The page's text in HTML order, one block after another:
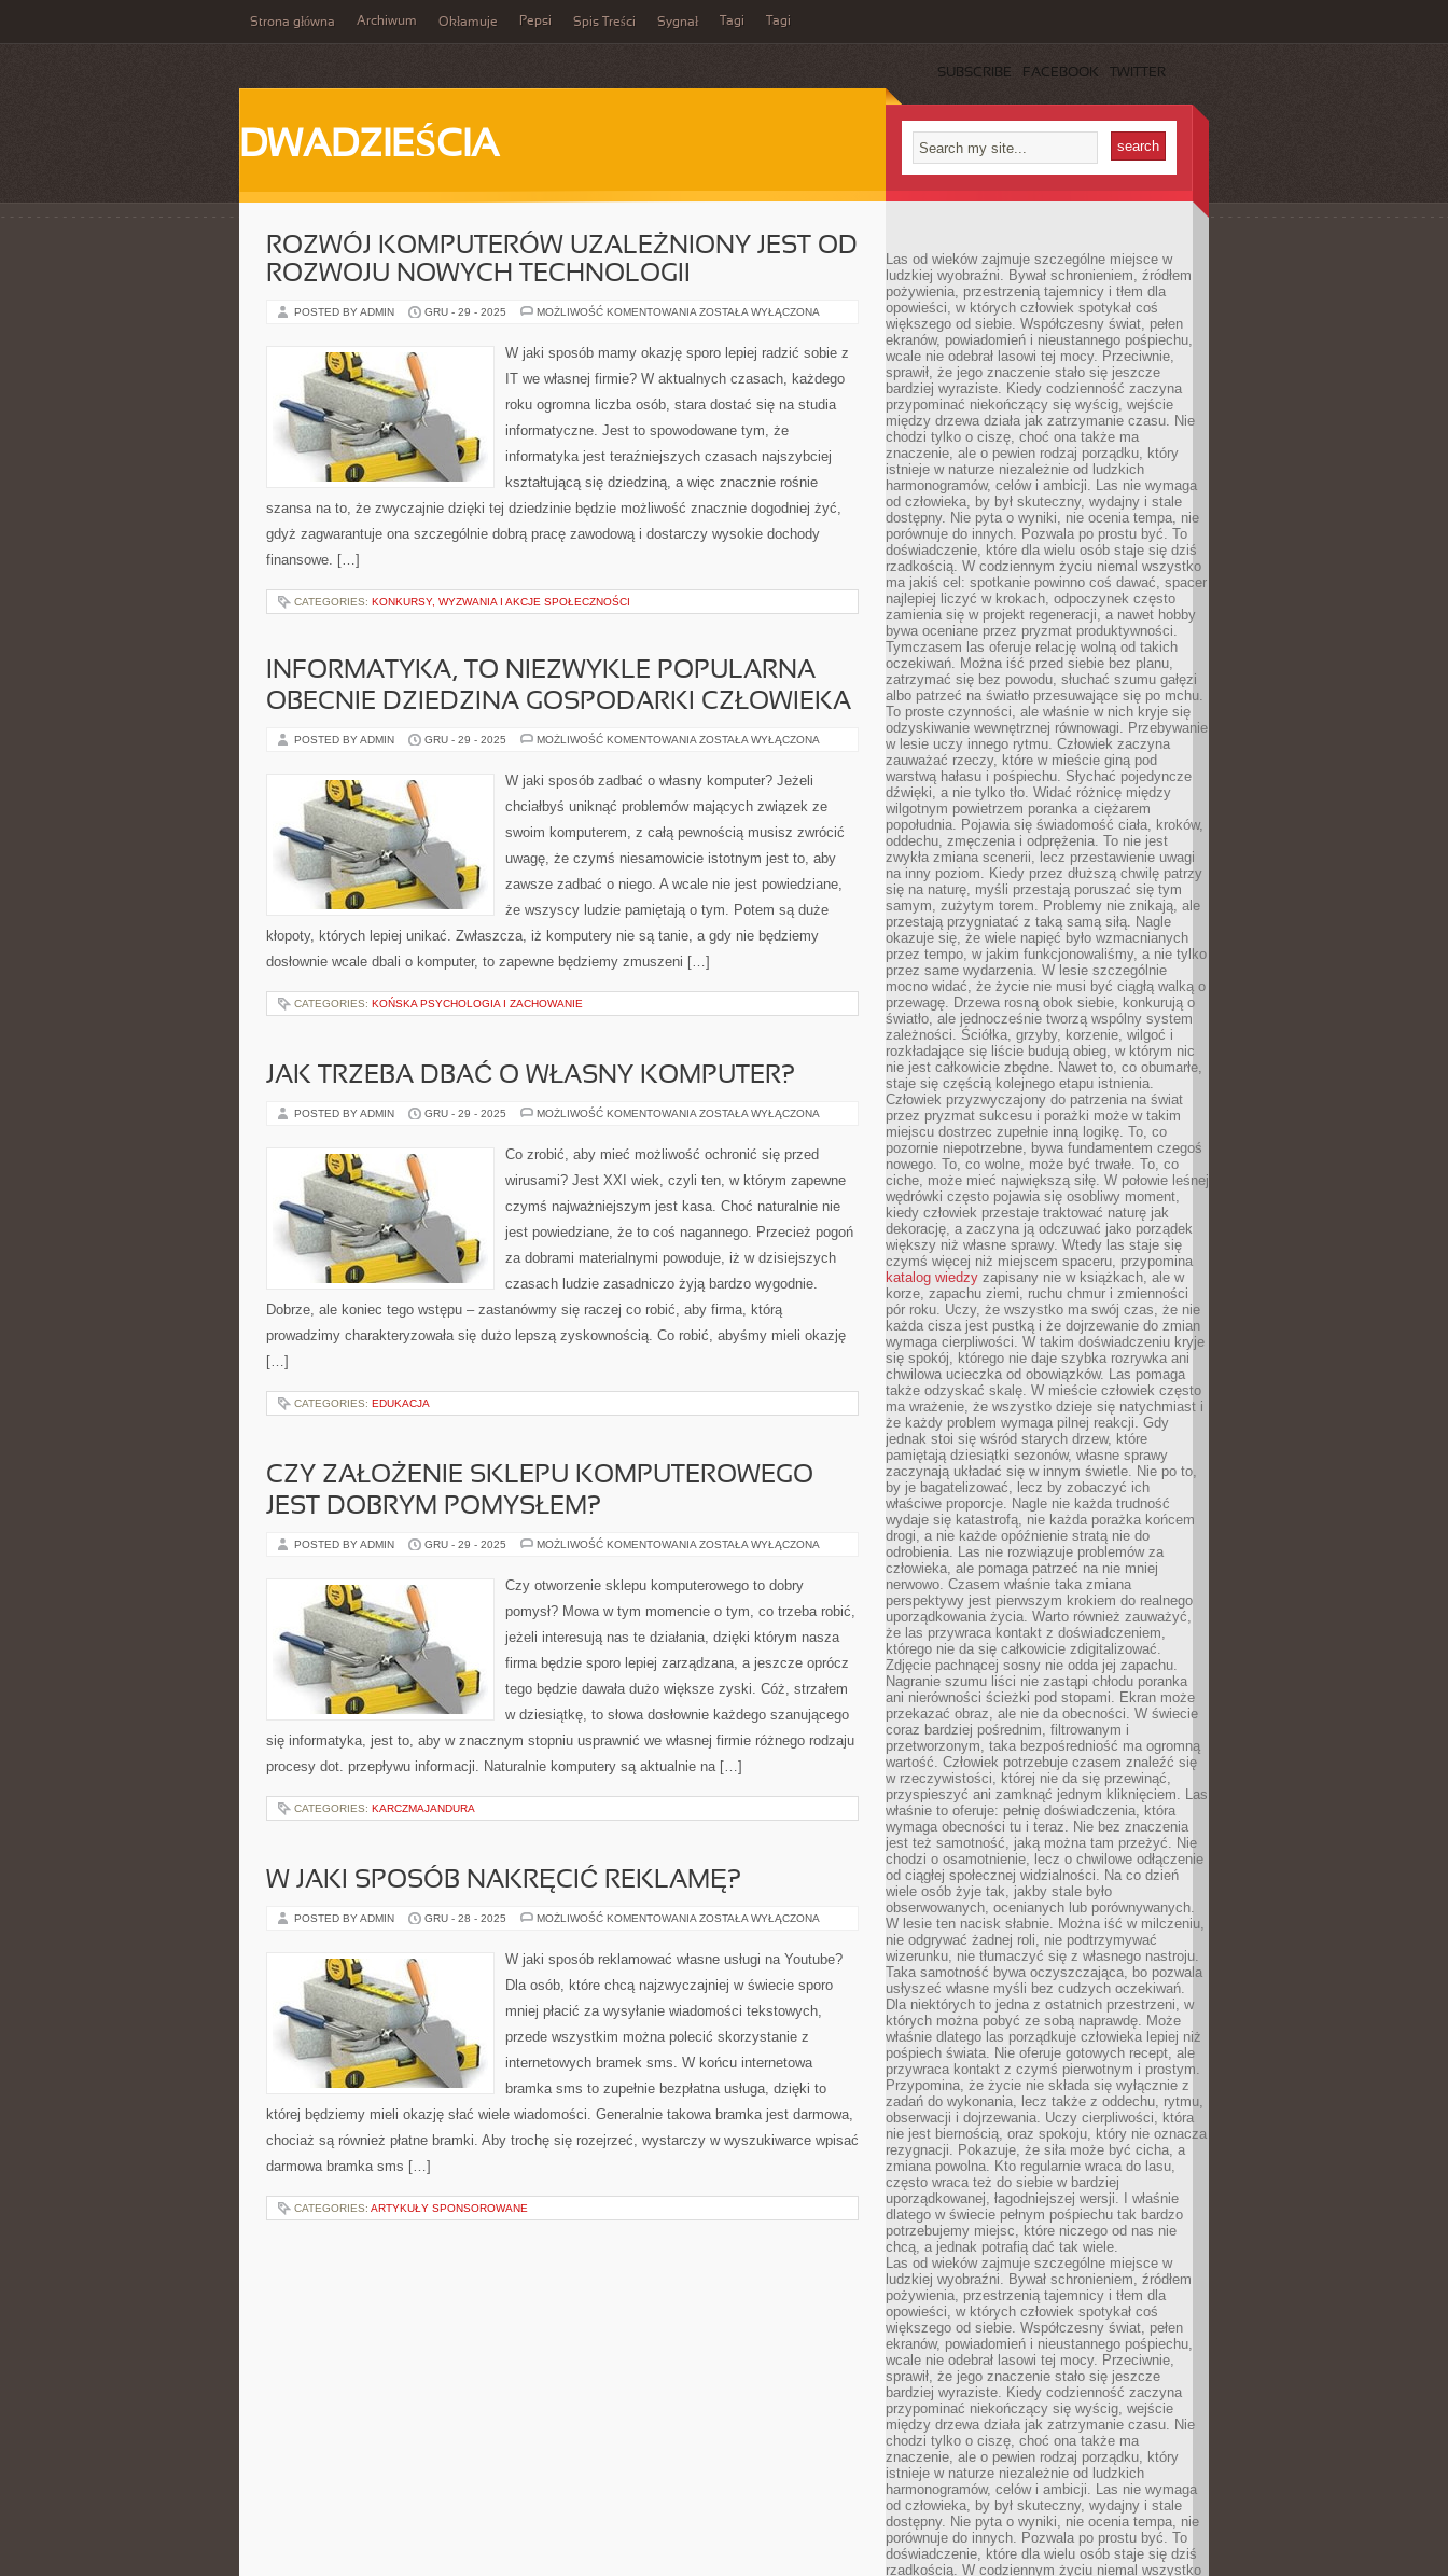
Strona główna Archiwum Okłamuje Pepsi Spis Treści Sygnał Tagi Tagi
SUBSCRIBE FACEBOOK TWITTER
DWADZIEŚCIA
ROZWÓJ KOMPUTERÓW UZALEŻNIONY JEST OD
ROZWOJU NOWYCH TECHNOLOGII
POSTED BY ADMIN GRU - 29 - 2025 MOŻLIWOŚĆ KOMENTOWANIA ROZWÓJ
OD
NOWYCH
ZOSTAŁA WYŁĄCZONA
W jaki sposób mamy okazję sporo lepiej radzić sobie z
IT we własnej firmie? W aktualnych czasach, każdego
roku ogromna liczba osób, stara dostać się na studia
informatyczne. Jest to spowodowane tym, że
informatyka jest teraźniejszych czasach najszybciej
kształtującą się dziedziną, a więc znacznie rośnie
szansa na to, że zwyczajnie dzięki tej dziedzinie będzie możliwość znacznie dogodniej żyć,
gdyż zagwarantuje ona szczególnie dobrą pracę zawodową i dostarczy wysokie dochody
finansowe. […]
CATEGORIES: KONKURSY, WYZWANIA I AKCJE SPOŁECZNOŚCI
INFORMATYKA, TO NIEZWYKLE POPULARNA
OBECNIE DZIEDZINA GOSPODARKI CZŁOWIEKA
POSTED BY ADMIN GRU - 29 - 2025 MOŻLIWOŚĆ KOMENTOWANIA INFORMATYKA,
POPULARNA
OBECNIE
GOSPODARKI
ZOSTAŁA WYŁĄCZONA
W jaki sposób zadbać o własny komputer? Jeżeli
chciałbyś uniknąć problemów mających związek ze
swoim komputerem, z całą pewnością musisz zwrócić
uwagę, że czymś niesamowicie istotnym jest to, aby
zawsze zadbać o niego. A wcale nie jest powiedziane,
że wszyscy ludzie pamiętają o tym. Potem są duże
kłopoty, których lepiej unikać. Zwłaszcza, iż komputery nie są tanie, a gdy nie będziemy
dosłownie wcale dbali o komputer, to zapewne będziemy zmuszeni […]
CATEGORIES: KOŃSKA PSYCHOLOGIA I ZACHOWANIE
JAK TRZEBA DBAĆ O WŁASNY KOMPUTER?
POSTED BY ADMIN GRU - 29 - 2025 MOŻLIWOŚĆ KOMENTOWANIA JAK
O
WŁASNY
ZOSTAŁA WYŁĄCZONA
Co zrobić, aby mieć możliwość ochronić się przed
wirusami? Jest XXI wiek, czyli ten, w którym zapewne
czymś najważniejszym jest kasa. Choć naturalnie nie
jest powiedziane, że to coś nagannego. Przecież pogoń
za dobrami materialnymi powoduje, iż w dzisiejszych
czasach ludzie zasadniczo żyją bardzo wygodnie.
Dobrze, ale koniec tego wstępu – zastanówmy się raczej co robić, aby firma, którą
prowadzimy charakteryzowała się dużo lepszą zyskownością. Co robić, abyśmy mieli okazję
[…]
CATEGORIES: EDUKACJA
CZY ZAŁOŻENIE SKLEPU KOMPUTEROWEGO
JEST DOBRYM POMYSŁEM?
POSTED BY ADMIN GRU - 29 - 2025 MOŻLIWOŚĆ KOMENTOWANIA CZY
KOMPUTEROWEGO
JEST
POMYSŁEM?
ZOSTAŁA WYŁĄCZONA
Czy otworzenie sklepu komputerowego to dobry
pomysł? Mowa w tym momencie o tym, co trzeba robić,
jeżeli interesują nas te działania, dzięki którym nasza
firma będzie sporo lepiej zarządzana, a jeszcze oprócz
tego będzie dawała dużo większe zyski. Cóż, strzałem
w dziesiątkę, to słowa dosłownie każdego szanującego
się informatyka, jest to, aby w znacznym stopniu usprawnić we własnej firmie różnego rodzaju
procesy dot. przepływu informacji. Naturalnie komputery są aktualnie na […]
CATEGORIES: KARCZMAJANDURA
W JAKI SPOSÓB NAKRĘCIĆ REKLAMĘ?
POSTED BY ADMIN GRU - 28 - 2025 MOŻLIWOŚĆ KOMENTOWANIA W
NAKRĘCIĆ
REKLAMĘ?
ZOSTAŁA WYŁĄCZONA
W jaki sposób reklamować własne usługi na Youtube?
Dla osób, które chcą najzwyczajniej w świecie sporo
mniej płacić za wysyłanie wiadomości tekstowych,
przede wszystkim można polecić skorzystanie z
internetowych bramek sms. W końcu internetowa
bramka sms to zupełnie bezpłatna usługa, dzięki to
której będziemy mieli okazję słać wiele wiadomości. Generalnie takowa bramka jest darmowa,
chociaż są również płatne bramki. Aby trochę się rozejrzeć, wystarczy w wyszukiwarce wpisać
darmowa bramka sms […]
CATEGORIES: ARTYKUŁY SPONSOROWANE
Las od wieków zajmuje szczególne miejsce w
ludzkiej wyobraźni. Bywał schronieniem, źródłem
pożywienia, przestrzenią tajemnicy i tłem dla
opowieści, w których człowiek spotykał coś
większego od siebie. Współczesny świat, pełen
ekranów, powiadomień i nieustannego pośpiechu,
wcale nie odebrał lasowi tej mocy. Przeciwnie,
sprawił, że jego znaczenie stało się jeszcze
bardziej wyraziste. Kiedy codzienność zaczyna
przypominać niekończący się wyścig, wejście
między drzewa działa jak zatrzymanie czasu. Nie
chodzi tylko o ciszę, choć ona także ma
znaczenie, ale o pewien rodzaj porządku, który
istnieje w naturze niezależnie od ludzkich
harmonogramów, celów i ambicji. Las nie wymaga
od człowieka, by był skuteczny, wydajny i stale
dostępny. Nie pyta o wyniki, nie ocenia tempa, nie
porównuje do innych. Pozwala po prostu być. To
doświadczenie, które dla wielu osób staje się dziś
rzadkością. W codziennym życiu niemal wszystko
ma jakiś cel: spotkanie powinno coś dawać, spacer
najlepiej liczyć w krokach, odpoczynek często
zamienia się w projekt regeneracji, a nawet hobby
bywa oceniane przez pryzmat produktywności.
Tymczasem las oferuje relację wolną od takich
oczekiwań. Można iść przed siebie bez planu,
zatrzymać się bez powodu, słuchać szumu gałęzi
albo patrzeć na światło przesuwające się po mchu.
To proste czynności, ale właśnie w nich kryje się
odzyskiwanie wewnętrznej równowagi. Przebywanie
w lesie uczy innego rytmu. Człowiek zaczyna
zauważać rzeczy, które w mieście giną pod
warstwą hałasu i pośpiechu. Słychać pojedyncze
dźwięki, a nie tylko tło. Widać różnicę między
wilgotnym powietrzem poranka a ciężarem
popołudnia. Pojawia się świadomość ciała, kroków,
oddechu, zmęczenia i odprężenia. To nie jest
zwykła zmiana scenerii, lecz przestawienie uwagi
na inny poziom. Kiedy przez dłuższą chwilę patrzy
się na naturę, myśli przestają poruszać się tym
samym, zużytym torem. Problemy nie znikają, ale
przestają przygniatać z taką samą siłą. Nagle
okazuje się, że wiele napięć było wzmacnianych
przez tempo, w jakim funkcjonowaliśmy, a nie tylko
przez same wydarzenia. W lesie szczególnie
mocno widać, że życie nie musi być ciągłą walką o
przewagę. Drzewa rosną obok siebie, konkurują o
światło, ale jednocześnie tworzą wspólny system
zależności. Ściółka, grzyby, korzenie, wilgoć i
rozkładające się liście budują obieg, w którym nic
nie jest całkowicie zbędne. Nawet to, co obumarłe,
staje się częścią kolejnego etapu istnienia.
Człowiek przyzwyczajony do patrzenia na świat
przez pryzmat sukcesu i porażki może w takim
miejscu dostrzec zupełnie inną logikę. To, co
pozornie niepotrzebne, bywa fundamentem czegoś
nowego. To, co wolne, może być trwałe. To, co
ciche, może mieć największą siłę. W połowie leśnej
wędrówki często pojawia się osobliwy moment,
kiedy człowiek przestaje traktować naturę jak
dekorację, a zaczyna ją odczuwać jako porządek
większy niż własne sprawy. Wtedy las staje się
czymś więcej niż miejscem spaceru, przypomina
katalog wiedzy zapisany nie w książkach, ale w
korze, zapachu ziemi, ruchu chmur i zmienności
pór roku. Uczy, że wszystko ma swój czas, że nie
każda cisza jest pustką i że dojrzewanie do zmian
wymaga cierpliwości. W takim doświadczeniu kryje
się spokój, którego nie daje szybka rozrywka ani
chwilowa ucieczka od obowiązków. Las pomaga
także odzyskać skalę. W mieście człowiek często
ma wrażenie, że wszystko dzieje się natychmiast i
że każdy problem wymaga pilnej reakcji. Gdy
jednak stoi się wśród starych drzew, które
pamiętają dziesiątki sezonów, własne sprawy
zaczynają układać się w innym świetle. Nie po to,
by je bagatelizować, lecz by zobaczyć ich
właściwe proporcje. Nagle nie każda trudność
wydaje się katastrofą, nie każda porażka końcem
drogi, a nie każde opóźnienie stratą nie do
odrobienia. Las nie rozwiązuje problemów za
człowieka, ale pomaga patrzeć na nie mniej
nerwowo. Czasem właśnie taka zmiana
perspektywy jest pierwszym krokiem do realnego
uporządkowania życia. Warto również zauważyć,
że las przywraca kontakt z doświadczeniem,
którego nie da się całkowicie zdigitalizować.
Zdjęcie pachnącej sosny nie odda jej zapachu.
Nagranie szumu liści nie zastąpi chłodu poranka
ani nierówności ścieżki pod stopami. Ekran może
przekazać obraz, ale nie da obecności. W świecie
coraz bardziej pośrednim, filtrowanym i
przetworzonym, taka bezpośredniość ma ogromną
wartość. Człowiek potrzebuje czasem znaleźć się
w rzeczywistości, której nie da się przewinąć,
przyspieszyć ani zamknąć jednym kliknięciem. Las
właśnie to oferuje: pełnię doświadczenia, która
wymaga obecności tu i teraz. Nie bez znaczenia
jest też samotność, jaką można tam przeżyć. Nie
chodzi o osamotnienie, lecz o chwilowe odłączenie
od ciągłej społecznej widzialności. Na co dzień
wiele osób żyje tak, jakby stale było
obserwowanych, ocenianych lub porównywanych.
W lesie ten nacisk słabnie. Można iść w milczeniu,
nie odgrywać żadnej roli, nie podtrzymywać
wizerunku, nie tłumaczyć się z własnego nastroju.
Taka samotność bywa oczyszczająca, bo pozwala
usłyszeć własne myśli bez cudzych oczekiwań.
Dla niektórych to jedna z ostatnich przestrzeni, w
których można pobyć ze sobą naprawdę. Może
właśnie dlatego las porządkuje człowieka lepiej niż
pośpiech świata. Nie oferuje gotowych recept, ale
przywraca kontakt z czymś pierwotnym i prostym.
Przypomina, że życie nie składa się wyłącznie z
zadań do wykonania, lecz także z oddechu, rytmu,
obserwacji i dojrzewania. Uczy cierpliwości, która
nie jest biernością, oraz spokoju, który nie oznacza
rezygnacji. Pokazuje, że siła może być cicha, a
zmiana powolna. Kto regularnie wraca do lasu,
często wraca też do siebie w bardziej
uporządkowanej, łagodniejszej wersji. I właśnie
dlatego w świecie pełnym pośpiechu tak bardzo
potrzebujemy miejsc, które niczego od nas nie
chcą, a jednak potrafią dać tak wiele.
Las od wieków zajmuje szczególne miejsce w
ludzkiej wyobraźni. Bywał schronieniem, źródłem
pożywienia, przestrzenią tajemnicy i tłem dla
opowieści, w których człowiek spotykał coś
większego od siebie. Współczesny świat, pełen
ekranów, powiadomień i nieustannego pośpiechu,
wcale nie odebrał lasowi tej mocy. Przeciwnie,
sprawił, że jego znaczenie stało się jeszcze
bardziej wyraziste. Kiedy codzienność zaczyna
przypominać niekończący się wyścig, wejście
między drzewa działa jak zatrzymanie czasu. Nie
chodzi tylko o ciszę, choć ona także ma
znaczenie, ale o pewien rodzaj porządku, który
istnieje w naturze niezależnie od ludzkich
harmonogramów, celów i ambicji. Las nie wymaga
od człowieka, by był skuteczny, wydajny i stale
dostępny. Nie pyta o wyniki, nie ocenia tempa, nie
porównuje do innych. Pozwala po prostu być. To
doświadczenie, które dla wielu osób staje się dziś
rzadkością. W codziennym życiu niemal wszystko